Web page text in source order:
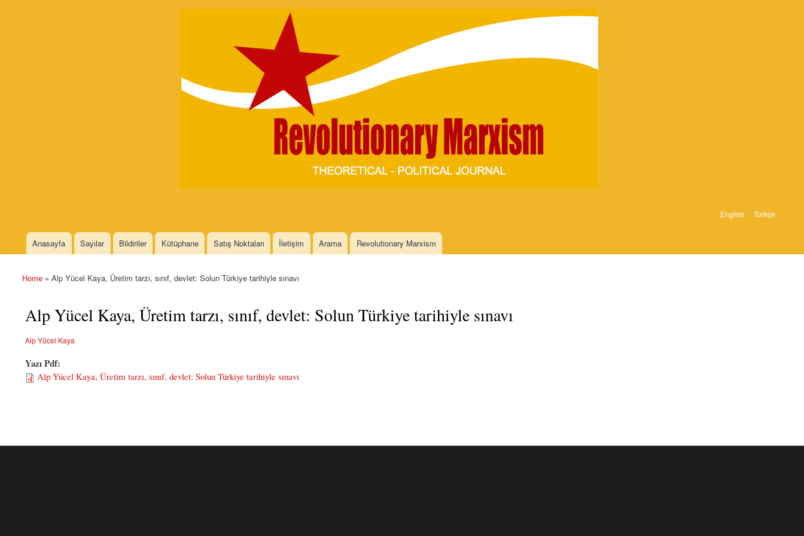
Skip to
English Türkçe
Main menu
Anasayfa Sayılar Bildiriler Kütüphane Satış Noktaları İletişim Arama Revolutionary Marxism
You are here
Home » Alp Yücel Kaya, Üretim tarzı, sınıf, devlet: Solun Türkiye tarihiyle sınavı
Alp Yücel Kaya, Üretim tarzı, sınıf, devlet: Solun Türkiye tarihiyle sınavı
Alp Yücel Kaya
Yazı Pdf:
Alp Yücel Kaya, Üretim tarzı, sınıf, devlet: Solun Türkiye tarihiyle sınavı